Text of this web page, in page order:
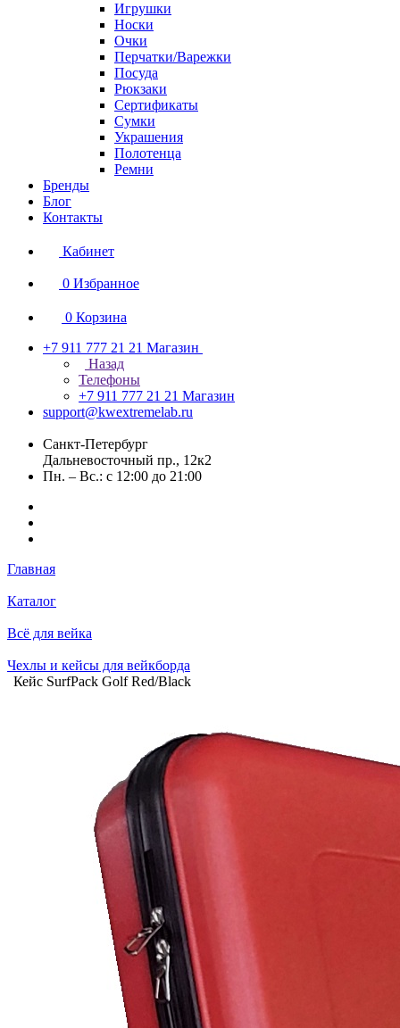
Игрушки
Носки
Очки
Перчатки/Варежки
Посуда
Рюкзаки
Сертификаты
Сумки
Украшения
Полотенца
Ремни
Бренды
Блог
Контакты
Кабинет
0 Избранное
0 Корзина
+7 911 777 21 21 Магазин
Назад
Телефоны
+7 911 777 21 21 Магазин
support@kwextremelab.ru
Санкт-Петербург
Дальневосточный пр., 12к2
Пн. – Вс.: с 12:00 до 21:00
Главная
Каталог
Всё для вейка
Чехлы и кейсы для вейкборда
Кейс SurfPack Golf Red/Black